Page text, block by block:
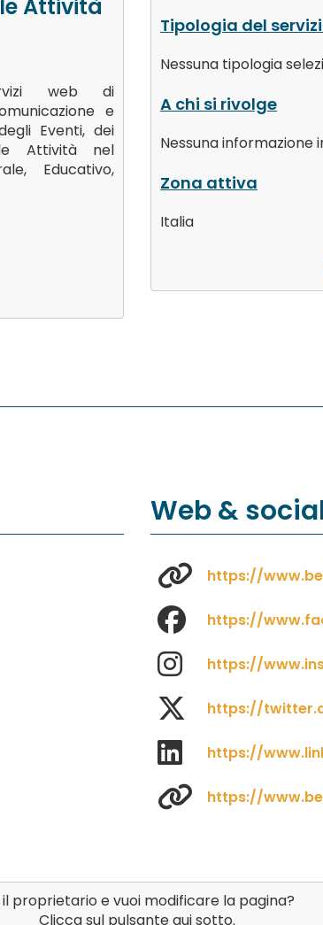
Attività
web di
e
Eventi, dei
Attività nel
Educativo,
Tipologia del
Nessuna tipologia
A chi si rivolge
Nessuna informazione
Zona attiva
Italia
Web &
https://
https://
https://
https://
https://
https://
il proprietario e vuoi modificare la pagina?
Clicca sul pulsante qui sotto.